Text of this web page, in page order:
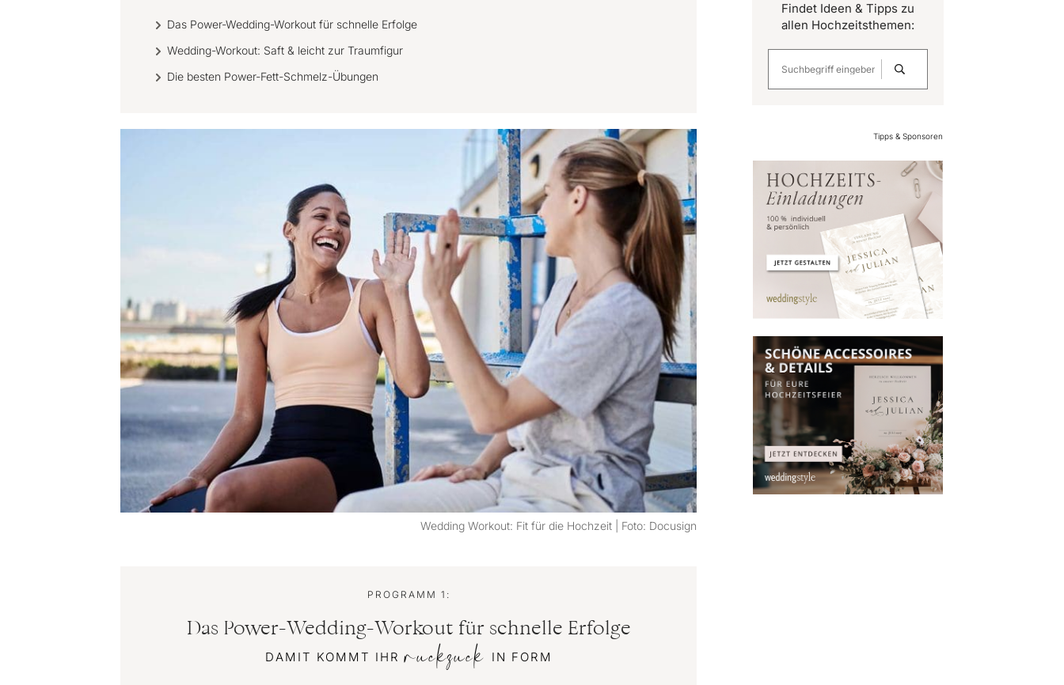
Das Power-Wedding-Workout für schnelle Erfolge
Wedding-Workout: Saft & leicht zur Traumfigur
Die besten Power-Fett-Schmelz-Übungen
Wedding Workout: Fit für die Hochzeit | Foto: Docusign
PROGRAMM 1:
Das Power-Wedding-Workout für schnelle Erfolge
DAMIT KOMMT IHRruckzuck IN FORM
Findet Ideen & Tipps zu
allen Hochzeitsthemen:
Tipps & Sponsoren